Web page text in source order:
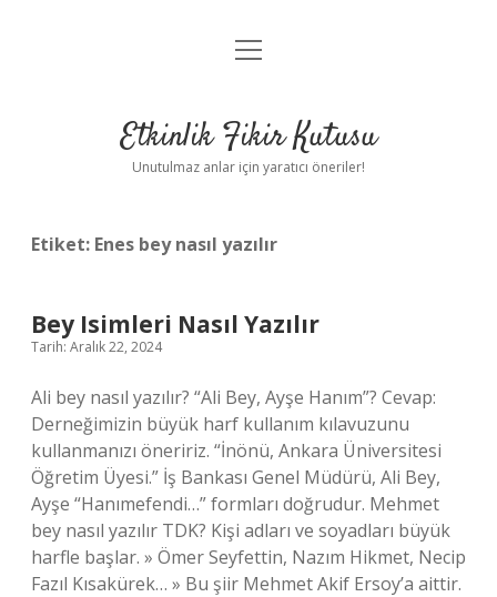
Anasayfa
Yasal Uyarı
menüyü
Etkinlik Fikir Kutusu
Unutulmaz anlar için yaratıcı öneriler!
Etiket: Enes bey nasıl yazılır
Bey Isimleri Nasıl Yazılır
Tarih: Aralık 22, 2024
Ali bey nasıl yazılır? “Ali Bey, Ayşe Hanım”? Cevap:
Derneğimizin büyük harf kullanım kılavuzunu
kullanmanızı öneririz. “İnönü, Ankara Üniversitesi
Öğretim Üyesi.” İş Bankası Genel Müdürü, Ali Bey,
Ayşe “Hanımefendi…” formları doğrudur. Mehmet
bey nasıl yazılır TDK? Kişi adları ve soyadları büyük
harfle başlar. » Ömer Seyfettin, Nazım Hikmet, Necip
Fazıl Kısakürek… » Bu şiir Mehmet Akif Ersoy’a aittir.